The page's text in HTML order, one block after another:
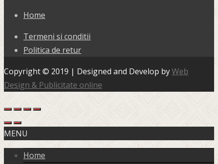
Home
Termeni si conditii
Politica de retur
Copyright © 2019 | Designed and Develop byWeb
Design & Publicitate online
MENU
Home